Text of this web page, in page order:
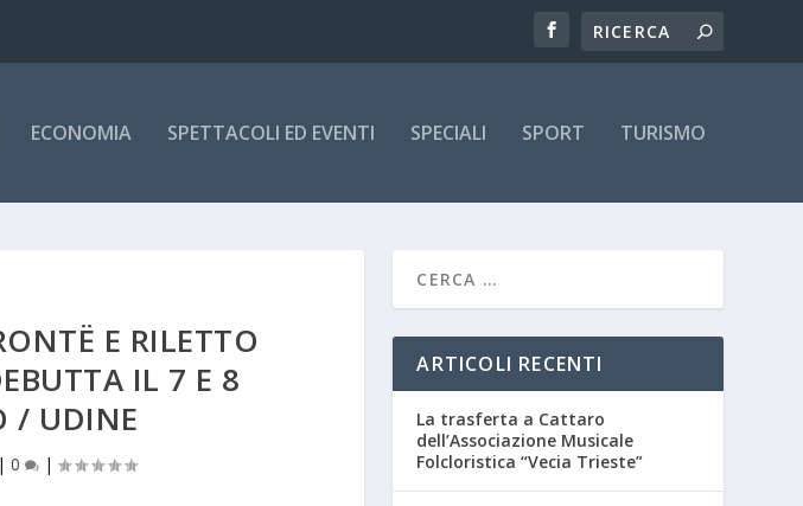
ECONOMIA SPETTACOLI ED EVENTI SPECIALI SPORT TURISMO
E RILETTO
IL 7 E 8
/ UDINE
|0 |
ARTICOLI RECENTI
La trasferta a Cattaro
dell’Associazione Musicale
Folcloristica “Vecia Trieste”